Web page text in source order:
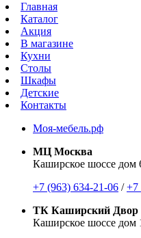
Главная
Каталог
Акция
В магазине
Кухни
Столы
Шкафы
Детские
Контакты
Моя-мебель.рф
МЦ Москва
Каширское шоссе дом
+7 (963) 634-21-06 /+7
ТК Каширский Двор
Каширское шоссе дом